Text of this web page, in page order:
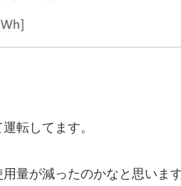
転してます。
量が減ったのかなと思います